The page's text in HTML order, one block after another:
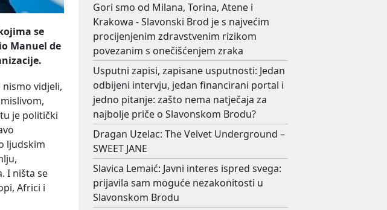
se
Manuel de
nismo vidjeli,
je politički
ljudskim
I ništa se
Africi i
Gori smo od Milana, Torina, Atene i
Krakowa - Slavonski Brod je s najvećim
procijenjenim zdravstvenim rizikom
povezanim s onečišćenjem zraka
Usputni zapisi, zapisane usputnosti: Jedan
odbijeni intervju, jedan financirani portal i
jedno pitanje: zašto nema natječaja za
najbolje priče o Slavonskom Brodu?
Dragan Uzelac: The Velvet Underground –
SWEET JANE
Slavica Lemaić: Javni interes ispred svega:
prijavila sam moguće nezakonitosti u
Slavonskom Brodu